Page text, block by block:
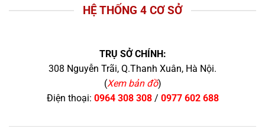
HỆ THỐNG 4 CƠ SỞ
TRỤ SỞ CHÍNH:
308 Nguyễn Trãi, Q.Thanh Xuân, Hà Nội.
(Xem bản đồ)
Điện thoại: 0964 308 308/ 0977 602 688